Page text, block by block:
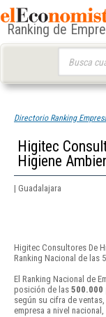
Ranking de
Directorio Ranking
Higitec
Higiene
| Guadalajara
Higitec Consultores De
Ranking Nacional de las
El Ranking Nacional de
posición de las 500.000
según su cifra de
empresa a nivel